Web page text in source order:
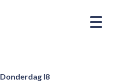
Donderdag l8